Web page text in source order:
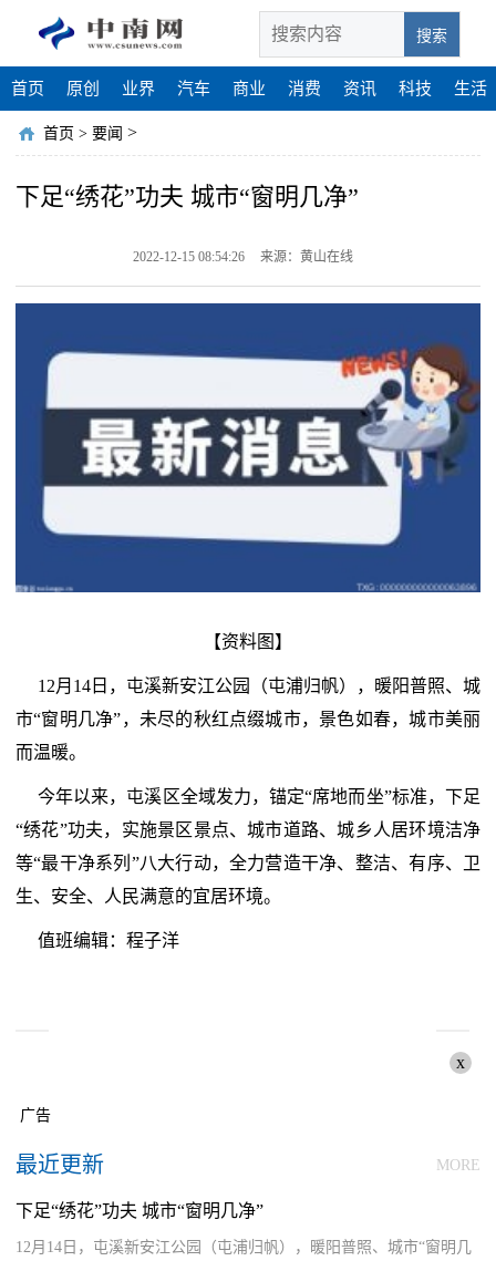
搜索
首页 原创 业界 汽车 商业 消费 资讯 科技 生活
首页 > 要闻 >
下足“绣花”功夫 城市“窗明几净”
2022-12-15 08:54:26 来源：黄山在线
【资料图】
12月14日，屯溪新安江公园（屯浦归帆），暖阳普照、城
市“窗明几净”，未尽的秋红点缀城市，景色如春，城市美丽
而温暖。
今年以来，屯溪区全域发力，锚定“席地而坐”标准，下足
“绣花”功夫，实施景区景点、城市道路、城乡人居环境洁净
等“最干净系列”八大行动，全力营造干净、整洁、有序、卫
生、安全、人民满意的宜居环境。
值班编辑：程子洋
x
广告
最近更新 MORE
下足“绣花”功夫 城市“窗明几净”
12月14日，屯溪新安江公园（屯浦归帆），暖阳普照、城市“窗明几